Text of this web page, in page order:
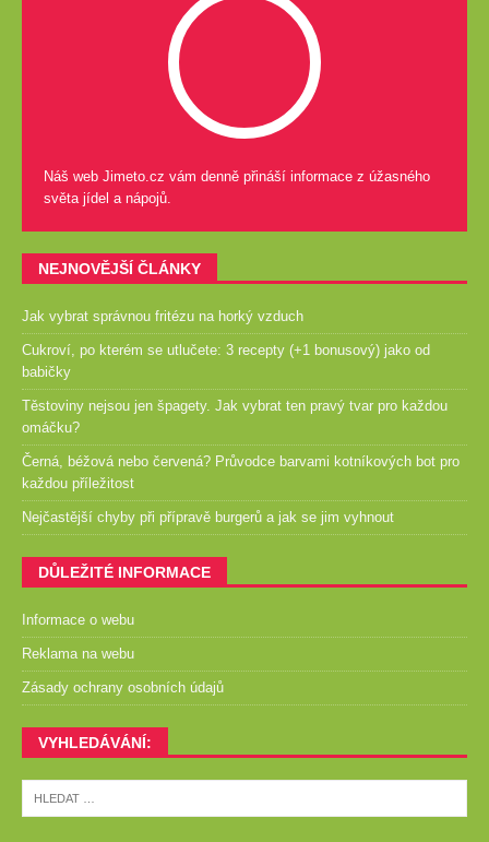
Náš web Jimeto.cz vám denně přináší informace z úžasného
světa jídel a nápojů.
NEJNOVĚJŠÍ ČLÁNKY
Jak vybrat správnou fritézu na horký vzduch
Cukroví, po kterém se utlučete: 3 recepty (+1 bonusový) jako od
babičky
Těstoviny nejsou jen špagety. Jak vybrat ten pravý tvar pro každou
omáčku?
Černá, béžová nebo červená? Průvodce barvami kotníkových bot pro
každou příležitost
Nejčastější chyby při přípravě burgerů a jak se jim vyhnout
DŮLEŽITÉ INFORMACE
Informace o webu
Reklama na webu
Zásady ochrany osobních údajů
VYHLEDÁVÁNÍ: